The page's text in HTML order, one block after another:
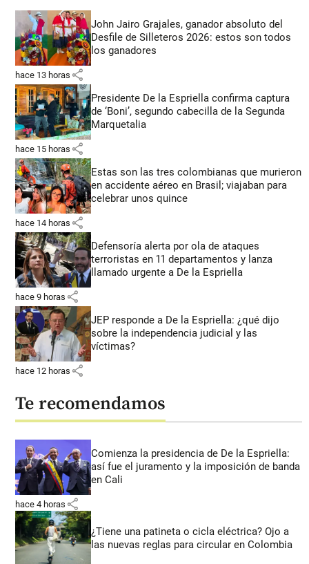
John Jairo Grajales, ganador absoluto del
Desfile de Silleteros 2026: estos son todos
los ganadores
hace 13 horas share
Presidente De la Espriella confirma captura
de ‘Boni’, segundo cabecilla de la Segunda
Marquetalia
hace 15 horas share
Estas son las tres colombianas que murieron
en accidente aéreo en Brasil; viajaban para
celebrar unos quince
hace 14 horas share
Defensoría alerta por ola de ataques
terroristas en 11 departamentos y lanza
llamado urgente a De la Espriella
hace 9 horas share
JEP responde a De la Espriella: ¿qué dijo
sobre la independencia judicial y las
víctimas?
hace 12 horas share
Te recomendamos
Comienza la presidencia de De la Espriella:
así fue el juramento y la imposición de banda
en Cali
hace 4 horas share
¿Tiene una patineta o cicla eléctrica? Ojo a
las nuevas reglas para circular en Colombia